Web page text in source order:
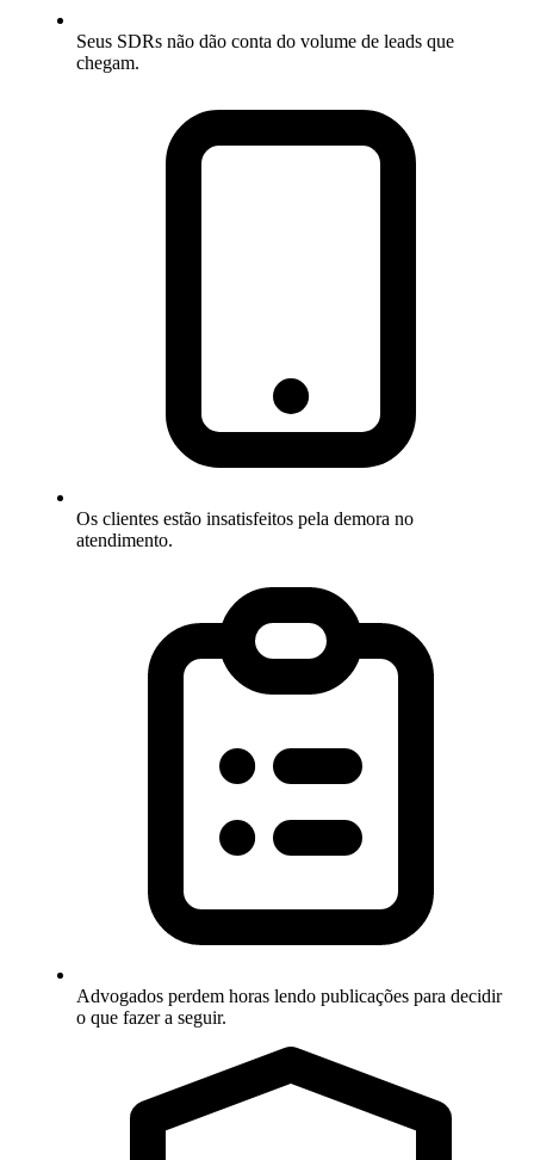
Seus SDRs não dão conta do volume de leads que
chegam.
Os clientes estão insatisfeitos pela demora no
atendimento.
Advogados perdem horas lendo publicações para decidir
o que fazer a seguir.